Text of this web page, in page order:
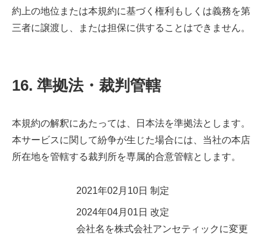
約上の地位または本規約に基づく権利もしくは義務を第
三者に譲渡し、または担保に供することはできません。
16. 準拠法・裁判管轄
本規約の解釈にあたっては、日本法を準拠法とします。
本サービスに関して紛争が生じた場合には、当社の本店
所在地を管轄する裁判所を専属的合意管轄とします。
2021年02月10日 制定
2024年04月01日 改定
会社名を株式会社アンセティックに変更